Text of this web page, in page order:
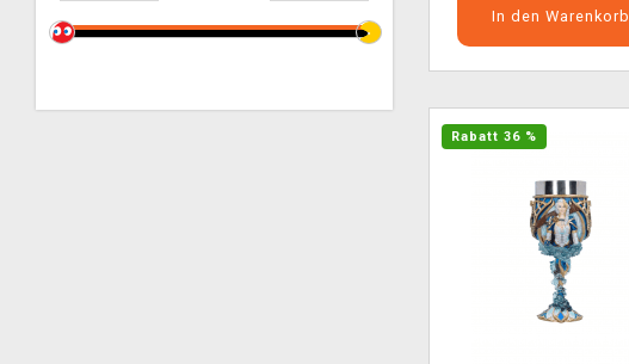
In den Warenkorb
Rabatt 36 %